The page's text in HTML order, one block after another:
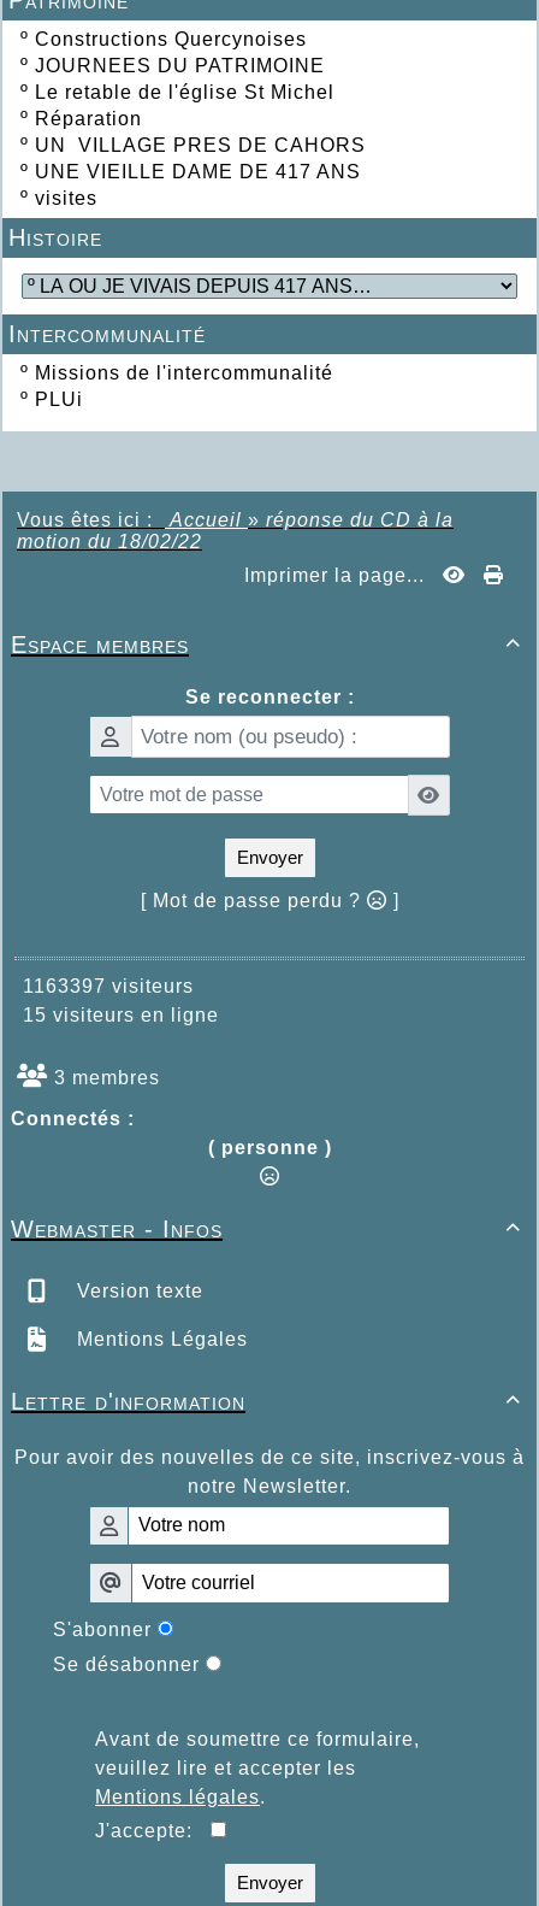
º Constructions Quercynoises
º JOURNEES DU PATRIMOINE
º Le retable de l'église St Michel
º Réparation
º UN VILLAGE PRES DE CAHORS
º UNE VIEILLE DAME DE 417 ANS
º visites
Histoire
Intercommunalité
º Missions de l'intercommunalité
º PLUi
Vous êtes ici : Accueil » réponse du CD à la
motion du 18/02/22
Imprimer la page...

Espace membres
Se reconnecter :
Envoyer
[ Mot de passe perdu ? ]
1163397 visiteurs
15 visiteurs en ligne
3 membres
Connectés :
( personne )

Webmaster - Infos
Version texte
Mentions Légales

Lettre d'information
Pour avoir des nouvelles de ce site, inscrivez-vous à
notre Newsletter.
S'abonner
Se désabonner
Avant de soumettre ce formulaire,
veuillez lire et accepter les
Mentions légales.
J'accepte:
Envoyer